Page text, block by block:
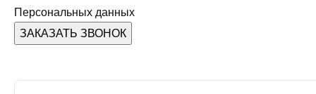
Персональных данных